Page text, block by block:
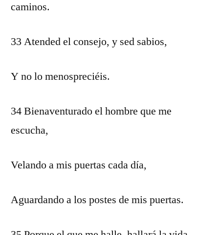
caminos.
33 Atended el consejo, y sed sabios,
Y no lo menospreciéis.
34 Bienaventurado el hombre que me
escucha,
Velando a mis puertas cada día,
Aguardando a los postes de mis puertas.